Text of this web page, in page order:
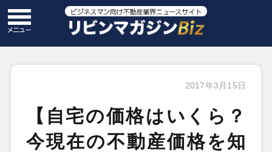
2017年3月15日
【自宅の価格はいくら？
今現在の不動産価格を知